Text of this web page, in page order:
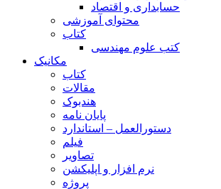
حسابداری و اقتصاد
محتوای آموزشی
کتاب
کتب علوم مهندسی
مکانیک
کتاب
مقالات
هندبوک
پایان نامه
دستورالعمل – استاندارد
فیلم
تصاویر
نرم افزار و اپلیکشن
پروژه